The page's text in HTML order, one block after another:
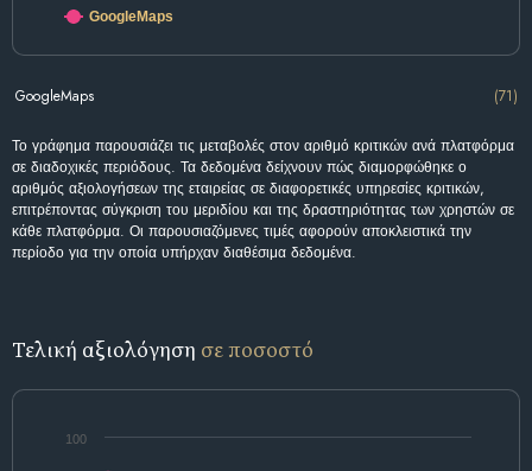
GoogleMaps
GoogleMaps (71)
Το γράφημα παρουσιάζει τις μεταβολές στον αριθμό κριτικών ανά πλατφόρμα
σε διαδοχικές περιόδους. Τα δεδομένα δείχνουν πώς διαμορφώθηκε ο
αριθμός αξιολογήσεων της εταιρείας σε διαφορετικές υπηρεσίες κριτικών,
επιτρέποντας σύγκριση του μεριδίου και της δραστηριότητας των χρηστών σε
κάθε πλατφόρμα. Οι παρουσιαζόμενες τιμές αφορούν αποκλειστικά την
περίοδο για την οποία υπήρχαν διαθέσιμα δεδομένα.
Τελική αξιολόγηση σε ποσοστό
100